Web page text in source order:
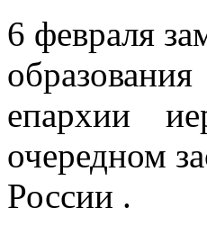
6 февраля
епархии
очередном
России .